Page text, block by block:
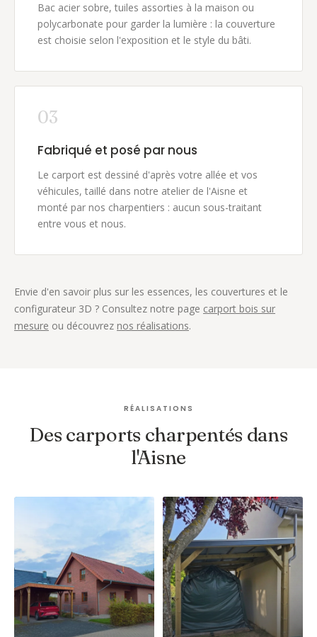
Bac acier sobre, tuiles assorties à la maison ou
polycarbonate pour garder la lumière : la couverture
est choisie selon l'exposition et le style du bâti.
03
Fabriqué et posé par nous
Le carport est dessiné d'après votre allée et vos
véhicules, taillé dans notre atelier de l'Aisne et
monté par nos charpentiers : aucun sous-traitant
entre vous et nous.
Envie d'en savoir plus sur les essences, les couvertures et le
configurateur 3D ? Consultez notre page carport bois sur
mesure ou découvrez nos réalisations.
RÉALISATIONS
Des carports charpentés dans
l'Aisne